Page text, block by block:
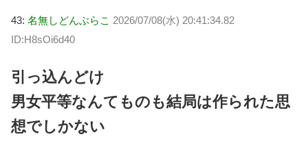
43: 名無しどんぶらこ 2026/07/08(水) 20:41:34.82
ID:H8sOi6d40
引っ込んどけ
男女平等なんてものも結局は作られた思
想でしかない